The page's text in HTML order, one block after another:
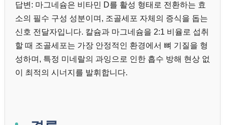
답변: 마그네슘은 비타민 D를 활성 형태로 전환하는 효
소의 필수 구성 성분이며, 조골세포 자체의 증식을 돕는
신호 전달자입니다. 칼슘과 마그네슘을 2:1 비율로 섭취
할 때 조골세포는 가장 안정적인 환경에서 뼈 기질을 형
성하며, 특정 미네랄의 과잉으로 인한 흡수 방해 현상 없
이 최적의 시너지를 발휘합니다.